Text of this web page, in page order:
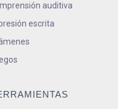
auditiva
escrita